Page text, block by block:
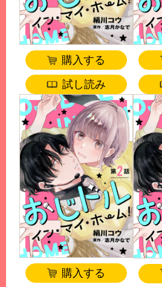
購入する
試し読み
購入する